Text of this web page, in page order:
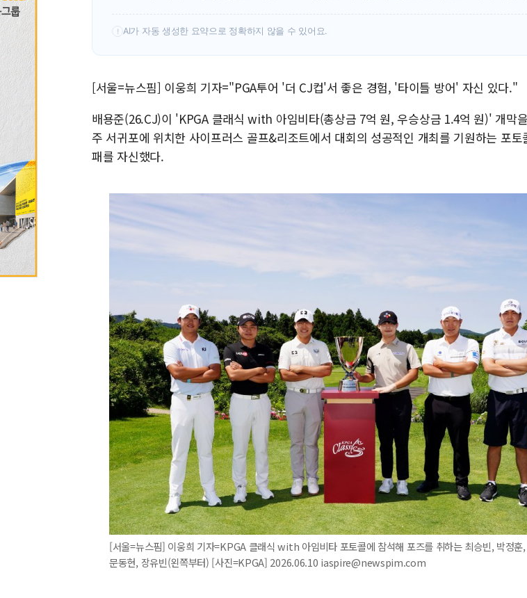
! AI가 자동 생성한 요약으로 정확하지 않을 수 있어요.
[서울=뉴스핌] 이웅희 기자="PGA투어 '더 CJ컵'서 좋은 경험, '타이틀 방어' 자신 있다."
배용준(26.CJ)이 'KPGA 클래식 with 아임비타(총상금 7억 원, 우승상금 1.4억 원)' 개막
주 서귀포에 위치한 사이프러스 골프&리조트에서 대회의 성공적인 개최를 기원하는 포토
패를 자신했다.
[서울=뉴스핌] 이웅희 기자=KPGA 클래식 with 아임비타 포토콜에 참석해 포즈를 취하는 최승빈, 박정훈
문동현, 장유빈(왼쪽부터) [사진=KPGA] 2026.06.10 iaspire@newspim.com